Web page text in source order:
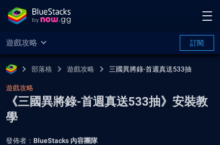
遊戲攻略 訂閱
部落格 遊戲攻略 三國異將錄-首週真送533抽
遊戲攻略
《三國異將錄-首週真送533抽》安裝教
學
發佈者： BlueStacks 內容團隊